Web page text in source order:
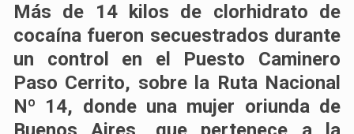
Más de 14 kilos de clorhidrato de
cocaína fueron secuestrados durante
un control en el Puesto Caminero
Paso Cerrito, sobre la Ruta Nacional
Nº 14, donde una mujer oriunda de